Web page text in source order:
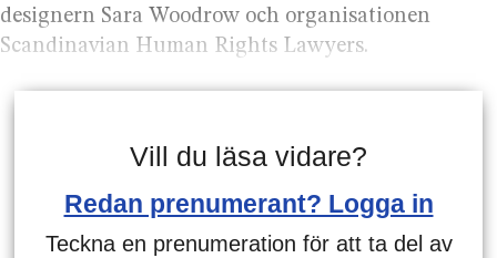
designern Sara Woodrow och organisationen
Scandinavian Human Rights Lawyers.
Vill du läsa vidare?
Redan prenumerant? Logga in
Teckna en prenumeration för att ta del av